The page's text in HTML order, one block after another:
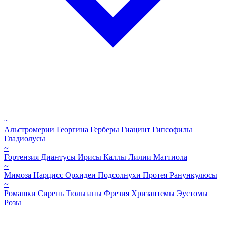
~
Альстромерии Георгина Герберы Гиацинт Гипсофилы
Гладиолусы
~
Гортензия Диантусы Ирисы Каллы Лилии Маттиола
~
Мимоза Нарцисс Орхидеи Подсолнухи Протея Ранункулюсы
~
Ромашки Сирень Тюльпаны Фрезия Хризантемы Эустомы
Розы